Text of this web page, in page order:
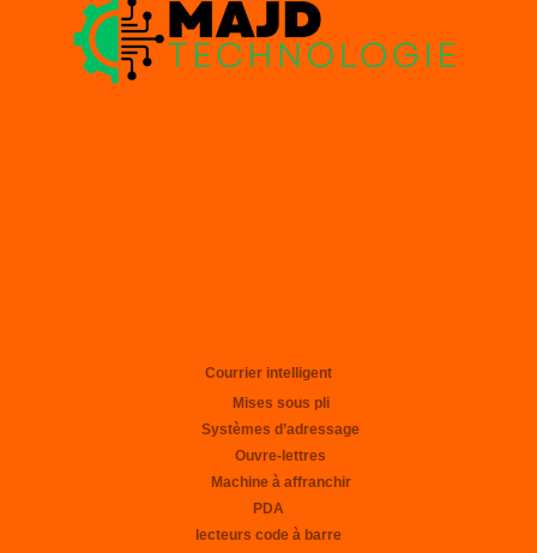
Courrier intelligent
Mises sous pli
Systèmes d’adressage
Ouvre-lettres
Machine à affranchir
PDA
lecteurs code à barre